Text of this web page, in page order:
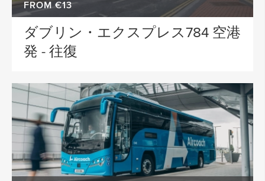
FROM €13
ダブリン・エクスプレス784 空港
発 - 往復